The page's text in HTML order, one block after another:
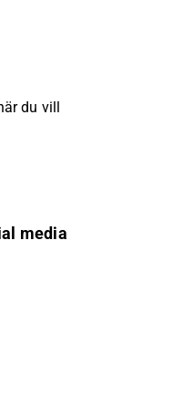
du vill
media